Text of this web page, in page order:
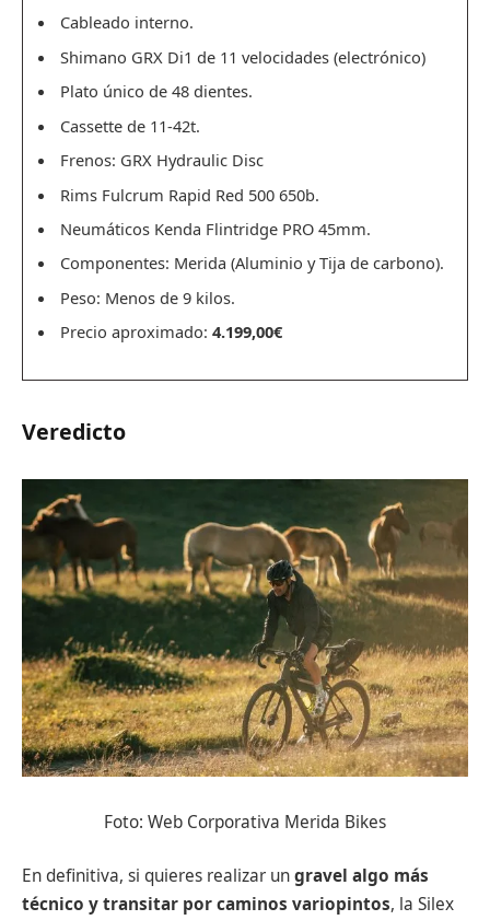
Cableado interno.
Shimano GRX Di1 de 11 velocidades (electrónico)
Plato único de 48 dientes.
Cassette de 11-42t.
Frenos: GRX Hydraulic Disc
Rims Fulcrum Rapid Red 500 650b.
Neumáticos Kenda Flintridge PRO 45mm.
Componentes: Merida (Aluminio y Tija de carbono).
Peso: Menos de 9 kilos.
Precio aproximado: 4.199,00€
Veredicto
Foto: Web Corporativa Merida Bikes
En definitiva, si quieres realizar ungravel algo más
técnico y transitar por caminos variopintos, la Silex